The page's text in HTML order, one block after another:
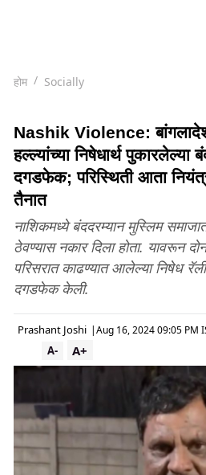
होम Socially
Nashik Violence:
हल्ल्यांच्या निषेधार्थ पुकारलेल्या
दगडफेक; परिस्थिती आता
तैनात
नाशिकमध्ये बंददरम्यान मुस्लिम
ठेवण्यास नकार दिला होता. यावरून
परिसरात काढण्यात आलेल्या निषेध
दगडफेक केली.
Prashant Joshi |Aug 16, 2024 09:05 PM
A+
A-